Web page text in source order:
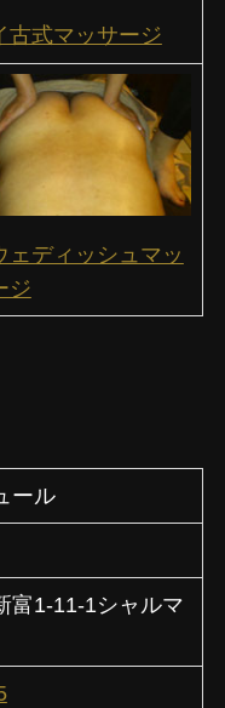
古式マッサージ
ェディッシュマッ
ジ
ール
富1-11-1シャルマ